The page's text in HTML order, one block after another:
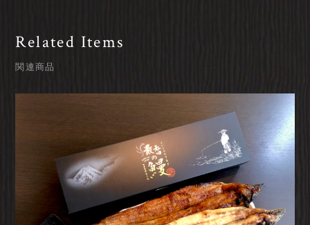
Related Items
関連商品